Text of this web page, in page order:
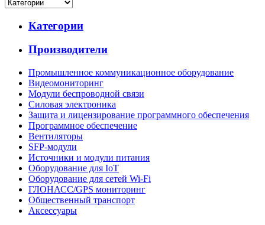
Категории
Производители
Промышленное коммуникационное оборудование
Видеомониторинг
Модули беспроводной связи
Силовая электроника
Защита и лицензирование программного обеспечения
Программное обеспечение
Вентиляторы
SFP-модули
Источники и модули питания
Оборудование для IoT
Оборудование для сетей Wi-Fi
ГЛОНАСС/GPS мониторинг
Общественный транспорт
Аксессуары